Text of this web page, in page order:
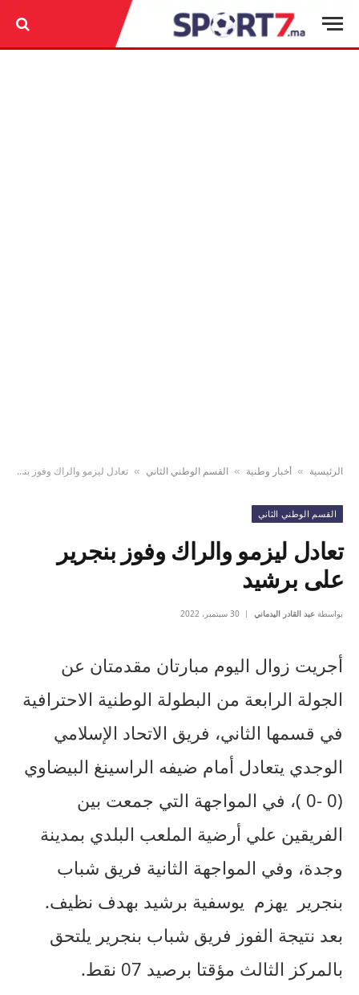
الرئيسية » أخبار وطنية » القسم الوطني الثاني » تعادل ليزمو والراك وفوز بنجرير على برشيد
القسم الوطني الثاني
تعادل ليزمو والراك وفوز بنجرير
على برشيد
بواسطة عبد القادر اليدماني 30 سبتمبر، 2022
أجريت زوال اليوم مبارتان مقدمتان عن
الجولة الرابعة من البطولة الوطنية الاحترافية
في قسمها الثاني، فريق الاتحاد الإسلامي
الوجدي يتعادل أمام ضيفه الراسينغ البيضاوي
(0 -0 )، في المواجهة التي جمعت بين
الفريقين علي أرضية الملعب البلدي بمدينة
وجدة، وفي المواجهة الثانية فريق شباب
بنجرير يهزم يوسفية برشيد بهدف نظيف.
بعد نتيجة الفوز فريق شباب بنجرير يلتحق
بالمركز الثالث مؤقتا برصيد 07 نقط.